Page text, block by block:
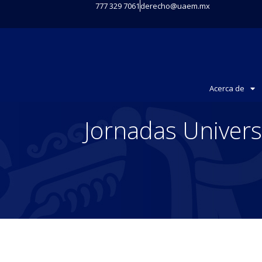
777 329 7061derecho@uaem.mx
Acerca de
Jornadas